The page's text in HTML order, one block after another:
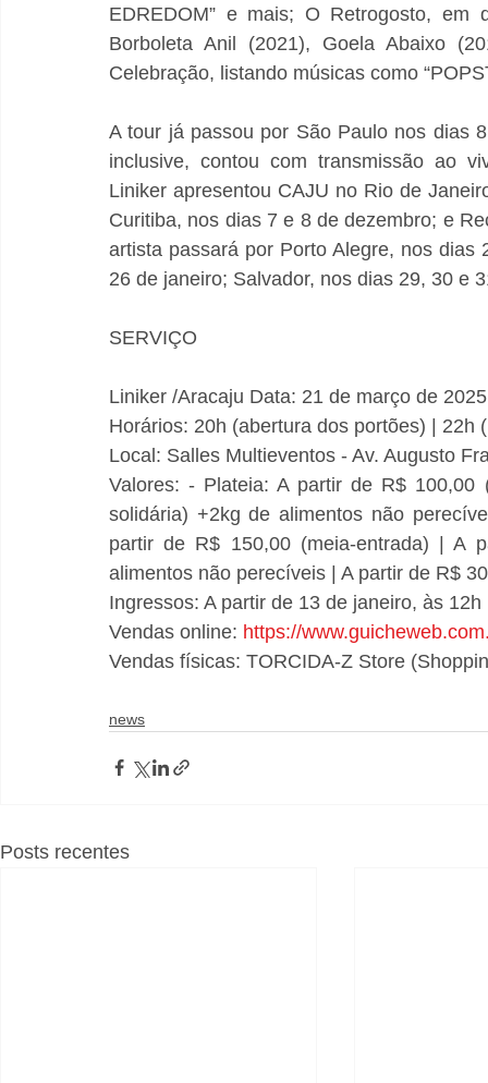
EDREDOM” e mais; O Retrogosto, em
Borboleta Anil (2021), Goela Abaixo
Celebração, listando músicas como
A tour já passou por São Paulo nos dias
inclusive, contou com transmissão ao
Liniker apresentou CAJU no Rio de
Curitiba, nos dias 7 e 8 de dezembro; e
artista passará por Porto Alegre, nos
26 de janeiro; Salvador, nos dias 29, 30 e
SERVIÇO
Liniker /Aracaju Data: 21 de março de
Horários: 20h (abertura dos portões) |
Local: Salles Multieventos - Av. Augusto
Valores: - Plateia: A partir de R$
solidária) +2kg de alimentos não
partir de R$ 150,00 (meia-entrada) | A
alimentos não perecíveis | A partir de R$
Ingressos: A partir de 13 de janeiro, às 12h
Vendas online: https://
Vendas físicas: TORCIDA-Z Store
news
Posts recentes